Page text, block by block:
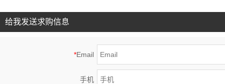
给我发送求购信息
*Email
手机